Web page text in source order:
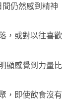
仍然感到精神
，或對以往喜歡
顯感覺到力量比
，即使飲食沒有